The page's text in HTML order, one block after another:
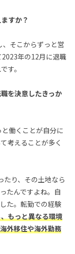
すか？
そこからずっと営
年の12月に退職
す。
を決意したきっか
働くことが自分に
考えることが多く
たり、その土地なら
たんですよね。自
た。転勤での経験
もっと異なる環境
外移住や海外勤務